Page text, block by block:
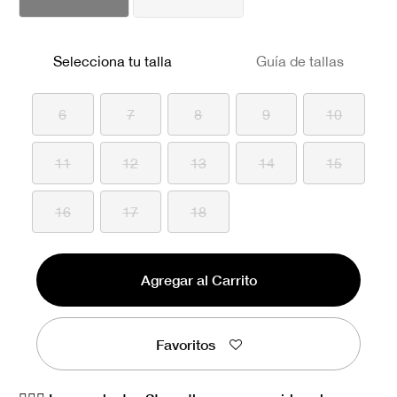
Selecciona tu talla Guía de tallas
6 7 8 9 10
11 12 13 14 15
16 17 18
Agregar al Carrito
Favoritos